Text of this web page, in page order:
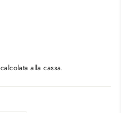
calcolata alla cassa.